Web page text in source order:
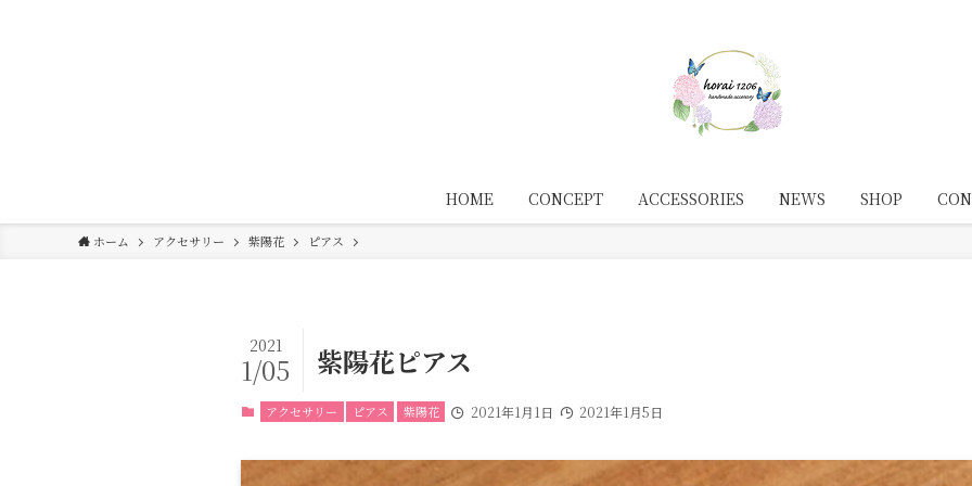
HOME CONCEPT ACCESSORIES NEWS SHOP
ホーム アクセサリー 紫陽花 ピアス
紫陽花ピアス
2021
1/05
アクセサリー ピアス 紫陽花 2021年1月1日 2021年1月5日